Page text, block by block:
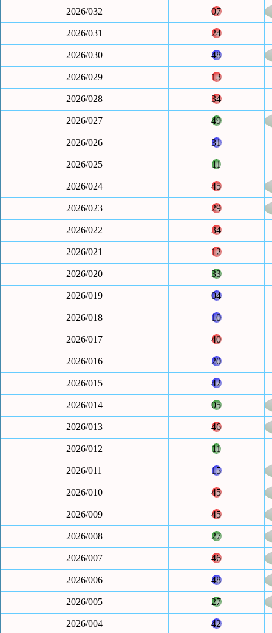
2026/032 07
2026/031 24
2026/030 48
2026/029 13
2026/028 34
2026/027 49
2026/026 31
2026/025 11
2026/024 45
2026/023 29
2026/022 34
2026/021 12
2026/020 33
2026/019 04
2026/018 10
2026/017 40
2026/016 20
2026/015 42
2026/014 05
2026/013 46
2026/012 11
2026/011 15
2026/010 45
2026/009 45
2026/008 27
2026/007 46
2026/006 48
2026/005 27
2026/004 42